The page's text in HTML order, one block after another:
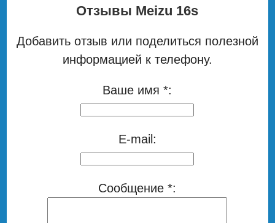
Отзывы Meizu 16s
Добавить отзыв или поделиться полезной
информацией к телефону.
Ваше имя *:
E-mail:
Сообщение *: